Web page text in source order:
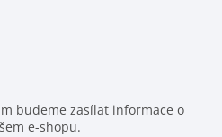
budeme zasílat informace o
e-shopu.